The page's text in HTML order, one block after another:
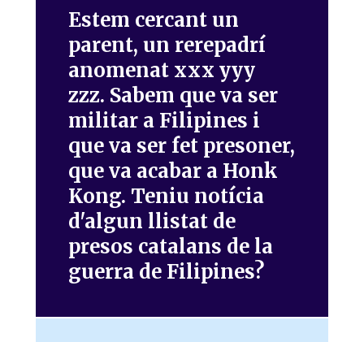
Estem cercant un
parent, un rerepadrí
anomenat xxx yyy
zzz. Sabem que va ser
militar a Filipines i
que va ser fet presoner,
que va acabar a Honk
Kong. Teniu notícia
d'algun llistat de
presos catalans de la
guerra de Filipines?